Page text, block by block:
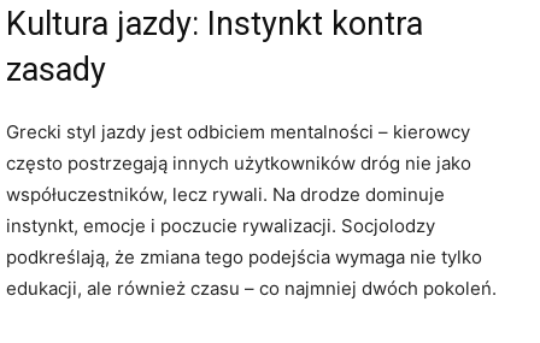
Kultura jazdy: Instynkt kontra
zasady
Grecki styl jazdy jest odbiciem mentalności – kierowcy
często postrzegają innych użytkowników dróg nie jako
współuczestników, lecz rywali. Na drodze dominuje
instynkt, emocje i poczucie rywalizacji. Socjolodzy
podkreślają, że zmiana tego podejścia wymaga nie tylko
edukacji, ale również czasu – co najmniej dwóch pokoleń.